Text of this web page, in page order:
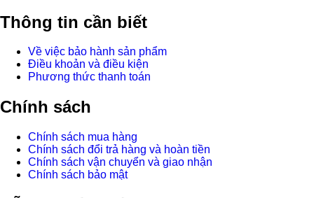
Thông tin cần biết
Về việc bảo hành sản phẩm
Điều khoản và điều kiện
Phương thức thanh toán
Chính sách
Chính sách mua hàng
Chính sách đổi trả hàng và hoàn tiền
Chính sách vận chuyển và giao nhận
Chính sách bảo mật